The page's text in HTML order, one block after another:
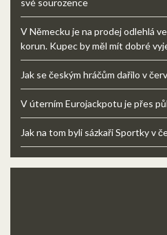
své sourozence
V Německu je na prodej odlehlá
korun. Kupec by měl mít dobré
Jak se českým hráčům dařilo v
V úterním Eurojackpotu je přes
Jak na tom byli sázkaři Sportky v